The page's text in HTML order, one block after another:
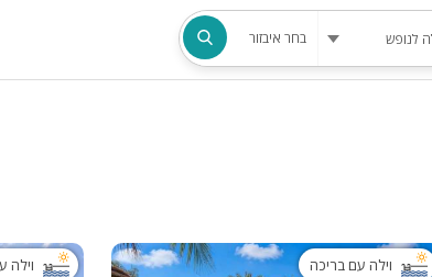
בחר איבזור
פינת מנגל
וילה עם בריכה וילה